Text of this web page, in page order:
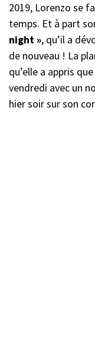
2019, Lorenzo se
temps. Et à part
night », qu’il a
de nouveau ! La
qu’elle a appris que
vendredi avec un
hier soir sur son